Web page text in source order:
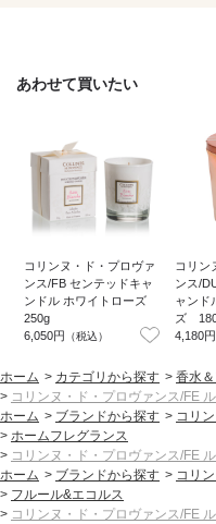
あわせて買いたい
コリンヌ・ド・プロヴァ
ンス/FB センテッドキャ
ンドル ホワイトローズ
250g
6,050円
（税込）
コリン
ンス/
ャンド
ズ
4,180円
ホーム > カテゴリから探す > 香水
> コリンヌ・ド・プロヴァンス/FE
ホーム > ブランドから探す > コリ
> ホームフレグランス
> コリンヌ・ド・プロヴァンス/FE
ホーム > ブランドから探す > コリ
> フルール&エコルス
> コリンヌ・ド・プロヴァンス/FE